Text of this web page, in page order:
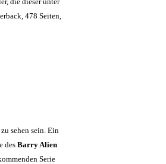
478 Seiten,
sehen sein. Ein
des Barry Alien
Serie